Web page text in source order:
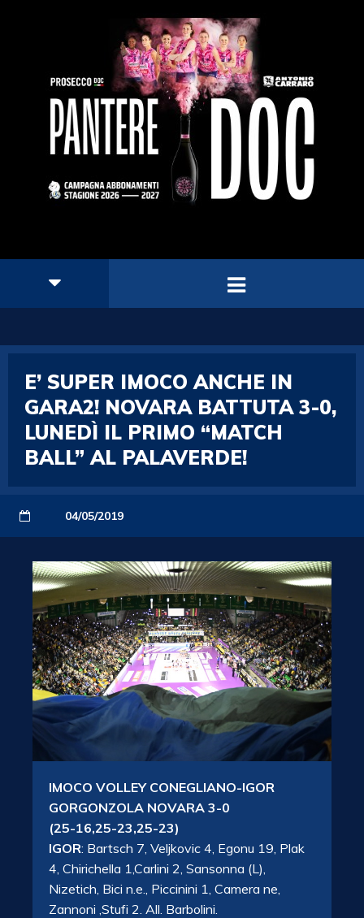
E’ SUPER IMOCO ANCHE IN
GARA2! NOVARA BATTUTA 3-0,
LUNEDÌ IL PRIMO “MATCH
BALL” AL PALAVERDE!
04/05/2019
IMOCO VOLLEY CONEGLIANO-IGOR
GORGONZOLA NOVARA 3-0
(25-16,25-23,25-23)
IGOR: Bartsch 7, Veljkovic 4, Egonu 19, Plak
4, Chirichella 1,Carlini 2, Sansonna (L),
Nizetich, Bici n.e., Piccinini 1, Camera ne,
Zannoni ,Stufi 2. All. Barbolini.